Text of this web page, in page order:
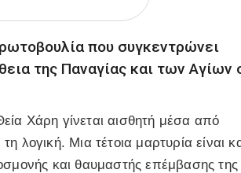
που συγκεντρώνει
της Παναγίας και των Αγίων
Χάρη γίνεται αισθητή μέσα από
λογική. Μια τέτοια μαρτυρία είναι
και θαυμαστής επέμβασης της